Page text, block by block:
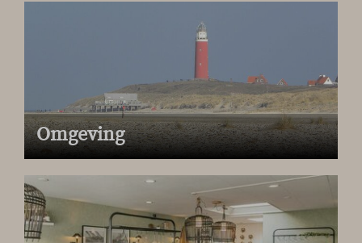
Omgeving